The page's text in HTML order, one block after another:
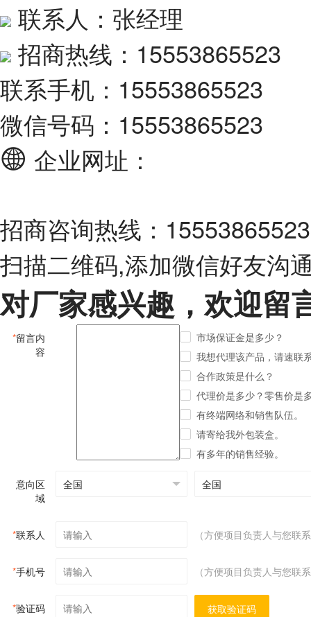
联系人：张经理
招商热线：15553865523
联系手机：15553865523
微信号码：15553865523
企业网址：
招商咨询热线：15553865523
扫描二维码,添加微信好友沟
对厂家感兴趣，欢迎留
*留言内
容
市场保证金是多少？
我想代理该产品，请速联
合作政策是什么？
代理价是多少？零售价是
有终端网络和销售队伍。
请寄给我外包装盒。
有多年的销售经验。
意向区
域
*联系人 （方便项目负责人与您联
*手机号 （方便项目负责人与您联
*验证码 获取验证码